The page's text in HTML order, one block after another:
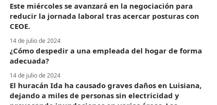
Este miércoles se avanzará en la negociación para
reducir la jornada laboral tras acercar posturas con
CEOE.
14 de julio de 2024
¿Cómo despedir a una empleada del hogar de forma
adecuada?
14 de julio de 2024
El huracán Ida ha causado graves daños en Luisiana,
dejando a miles de personas sin electricidad y